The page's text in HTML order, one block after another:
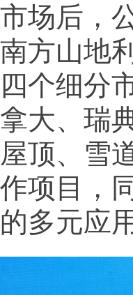
市场后，
南方山地
四个细分
拿大、瑞
屋顶、雪
作项目，
的多元应用